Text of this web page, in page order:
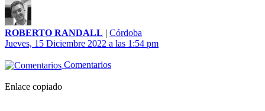
ROBERTO RANDALL | Córdoba
Jueves, 15 Diciembre 2022 a las 1:54 pm
Comentarios
Enlace copiado